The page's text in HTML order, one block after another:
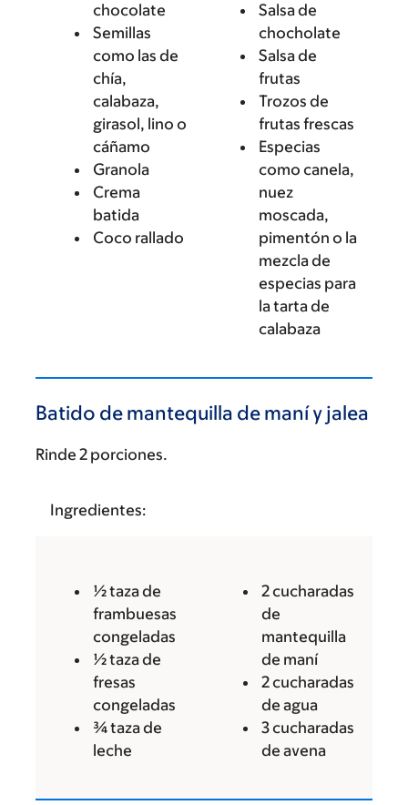
chocolate
Semillas
como las de
chía,
calabaza,
girasol, lino o
cáñamo
Granola
Crema
batida
Coco rallado
Salsa de
chocholate
Salsa de
frutas
Trozos de
frutas frescas
Especias
como canela,
nuez
moscada,
pimentón o la
mezcla de
especias para
la tarta de
calabaza
Batido de mantequilla de maní y jalea
Rinde 2 porciones.
Ingredientes:
½ taza de
frambuesas
congeladas
½ taza de
fresas
congeladas
¾ taza de
leche
2 cucharadas
de
mantequilla
de maní
2 cucharadas
de agua
3 cucharadas
de avena